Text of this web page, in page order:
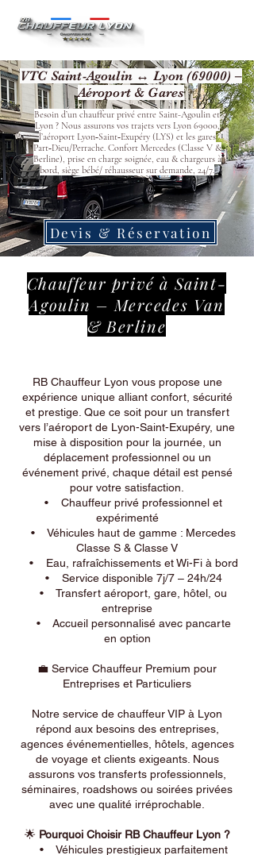
VTC Saint-Agoulin ↔ Lyon (69000) –
Aéroport & Gares
Besoin d’un chauffeur privé entre Saint-Agoulin et
Lyon ? Nous assurons vos trajets vers Lyon 69000,
l’aéroport Lyon‑Saint‑Exupéry (LYS) et les gares
Part‑Dieu/Perrache. Confort Mercedes (Classe V &
Berline), prise en charge soignée, eau & chargeurs à
bord, siège bébé/ réhausseur sur demande, 24/7.
Devis & Réservation
Chauffeur privé à Saint-
Agoulin – Mercedes Van
& Berline
RB Chauffeur Lyon vous propose une
expérience unique alliant confort, sécurité
et prestige. Que ce soit pour un transfert
vers l’aéroport de Lyon-Saint-Exupéry, une
mise à disposition pour la journée, un
déplacement professionnel ou un
événement privé, chaque détail est pensé
pour votre satisfaction.
• Chauffeur privé professionnel et
expérimenté
• Véhicules haut de gamme : Mercedes
Classe S & Classe V
• Eau, rafraîchissements et Wi-Fi à bord
• Service disponible 7j/7 – 24h/24
• Transfert aéroport, gare, hôtel, ou
entreprise
• Accueil personnalisé avec pancarte
en option
💼 Service Chauffeur Premium pour
Entreprises et Particuliers
Notre service de chauffeur VIP à Lyon
répond aux besoins des entreprises,
agences événementielles, hôtels, agences
de voyage et clients exigeants. Nous
assurons vos transferts professionnels,
séminaires, roadshows ou soirées privées
avec une qualité irréprochable.
🌟 Pourquoi Choisir RB Chauffeur Lyon ?
• Véhicules prestigieux parfaitement